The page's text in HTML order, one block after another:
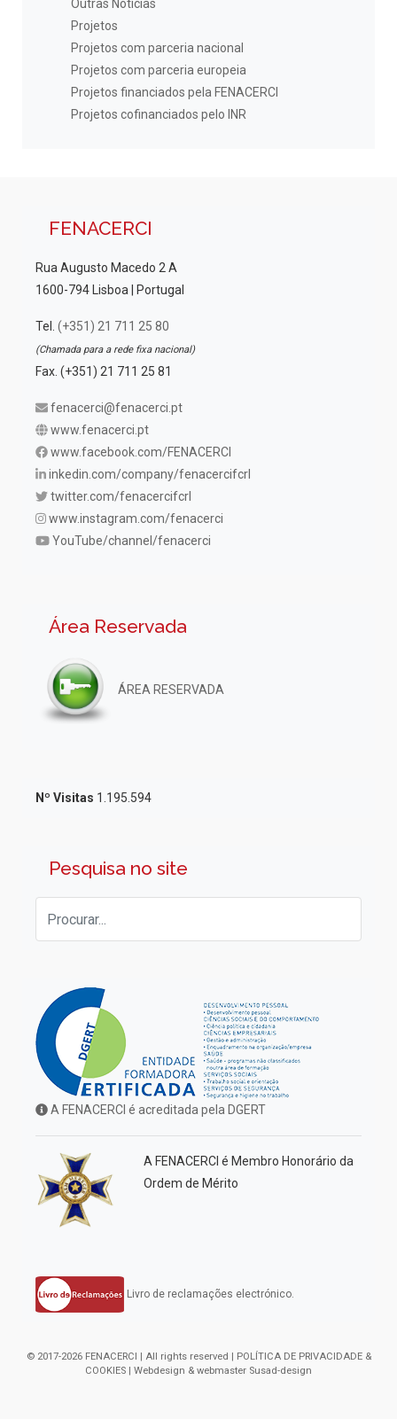
Outras Notícias
Projetos
Projetos com parceria nacional
Projetos com parceria europeia
Projetos financiados pela FENACERCI
Projetos cofinanciados pelo INR
FENACERCI
Rua Augusto Macedo 2 A
1600-794 Lisboa | Portugal
Tel. (+351) 21 711 25 80
(Chamada para a rede fixa nacional)
Fax. (+351) 21 711 25 81
fenacerci@fenacerci.pt
www.fenacerci.pt
www.facebook.com/FENACERCI
inkedin.com/company/fenacercifcrl
twitter.com/fenacercifcrl
www.instagram.com/fenacerci
YouTube/channel/fenacerci
Área Reservada
ÁREA RESERVADA
Nº Visitas 1.195.594
Pesquisa no site
A FENACERCI é acreditada pela DGERT
A FENACERCI é Membro Honorário da
Ordem de Mérito
Livro de reclamações electrónico.
© 2017-2026 FENACERCI | All rights reserved | POLÍTICA DE PRIVACIDADE &
COOKIES | Webdesign & webmaster Susad-design